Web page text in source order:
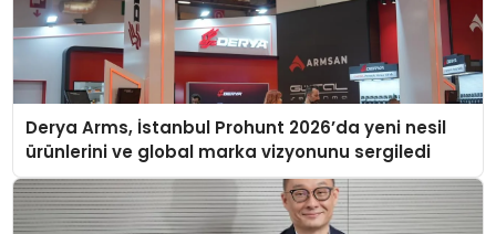
Derya Arms, İstanbul Prohunt 2026’da yeni nesil
ürünlerini ve global marka vizyonunu sergiledi